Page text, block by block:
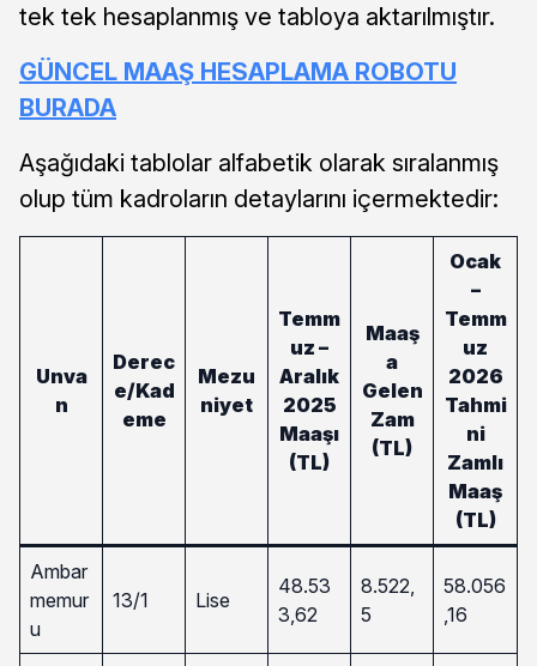
tek tek hesaplanmış ve tabloya aktarılmıştır.
GÜNCEL MAAŞ HESAPLAMA ROBOTU
BURADA
Aşağıdaki tablolar alfabetik olarak sıralanmış
olup tüm kadroların detaylarını içermektedir:
Unva
n
Derec
e/Kad
eme
Mezu
niyet
Temm
uz –
Aralık
2025
Maaşı
(TL)
Maaş
a
Gelen
Zam
(TL)
Ocak
–
Temm
uz
2026
Tahmi
ni
Zamlı
Maaş
(TL)
Ambar
memur
u
13/1 Lise
48.53
3,62
8.522,
5
58.056
,16